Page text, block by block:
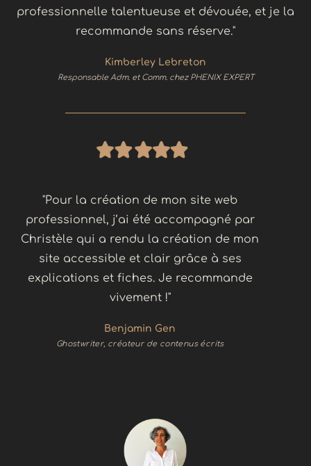
professionnelle talentueuse et dévouée, et je la
recommande sans réserve."
Kimberley Lebreton
Responsable Adm. et Comm. chez PHENIX EXPERT
"Pour la création de mon site web
professionnel, j’ai été accompagné par
Christèle qui a rendu la création de mon
site accessible et clair grâce à ses
explications et fiches. Je recommande
vivement !"
Benjamin Gen
Ghostwriter, créateur de contenus écrits